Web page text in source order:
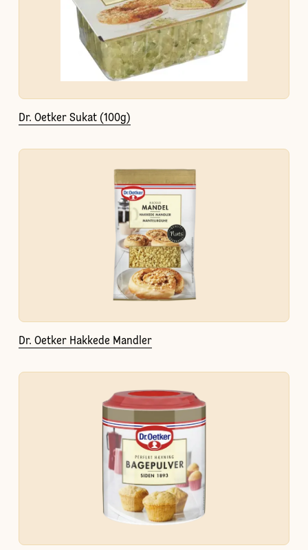
Dr. Oetker Sukat (100g)
Dr. Oetker Hakkede Mandler